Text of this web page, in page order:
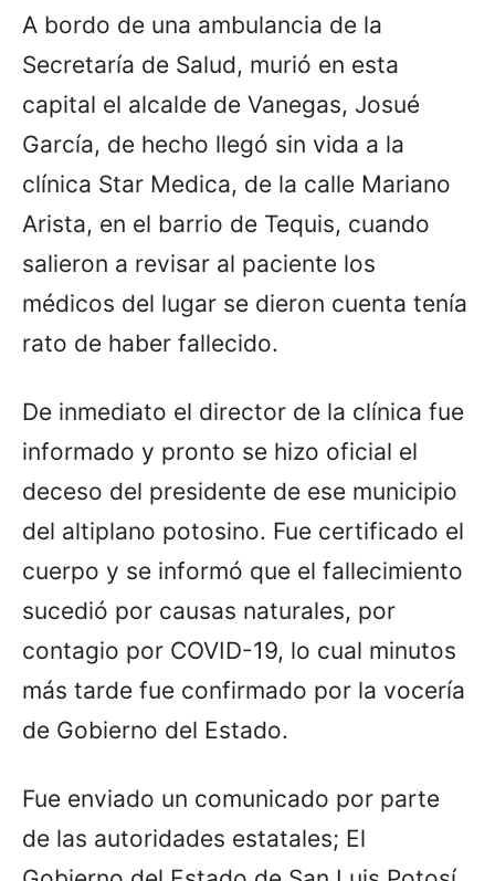
A bordo de una ambulancia de la
Secretaría de Salud, murió en esta
capital el alcalde de Vanegas, Josué
García, de hecho llegó sin vida a la
clínica Star Medica, de la calle Mariano
Arista, en el barrio de Tequis, cuando
salieron a revisar al paciente los
médicos del lugar se dieron cuenta tenía
rato de haber fallecido.
De inmediato el director de la clínica fue
informado y pronto se hizo oficial el
deceso del presidente de ese municipio
del altiplano potosino. Fue certificado el
cuerpo y se informó que el fallecimiento
sucedió por causas naturales, por
contagio por COVID-19, lo cual minutos
más tarde fue confirmado por la vocería
de Gobierno del Estado.
Fue enviado un comunicado por parte
de las autoridades estatales; El